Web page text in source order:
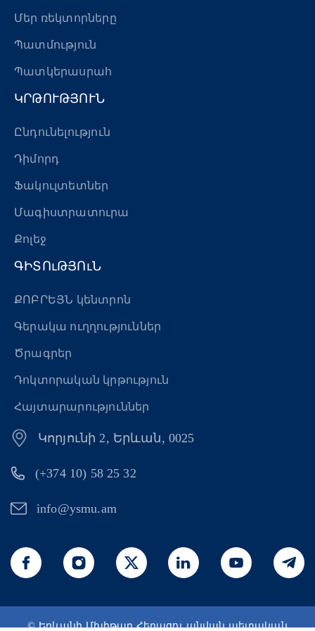
«Հերացի» արհեստակցական կազմակերպություն
«Հերացի» վերլուծական
Մեր ռեկտորները
Պատմություն
Պատկերասրահ
ԿՐԹՈՒԹՅՈՒՆ
Ընդունելություն
Դիմորդ
Ֆակուլտետներ
Մագիստրատուրա
Քոլեջ
ԳԻՏՈւԹՅՈւՆ
ՔՈԲՐԵՅՆ կենտրոն
Գերակա ուղղություններ
Ծրագրեր
Դոկտորական կրթություն
Հայտարարություններ
Կորյունի 2, Երևան, 0025
(+374 10) 58 25 32
info@ysmu.am
© Երևանի Մխիթար Հերացու անվան պետական